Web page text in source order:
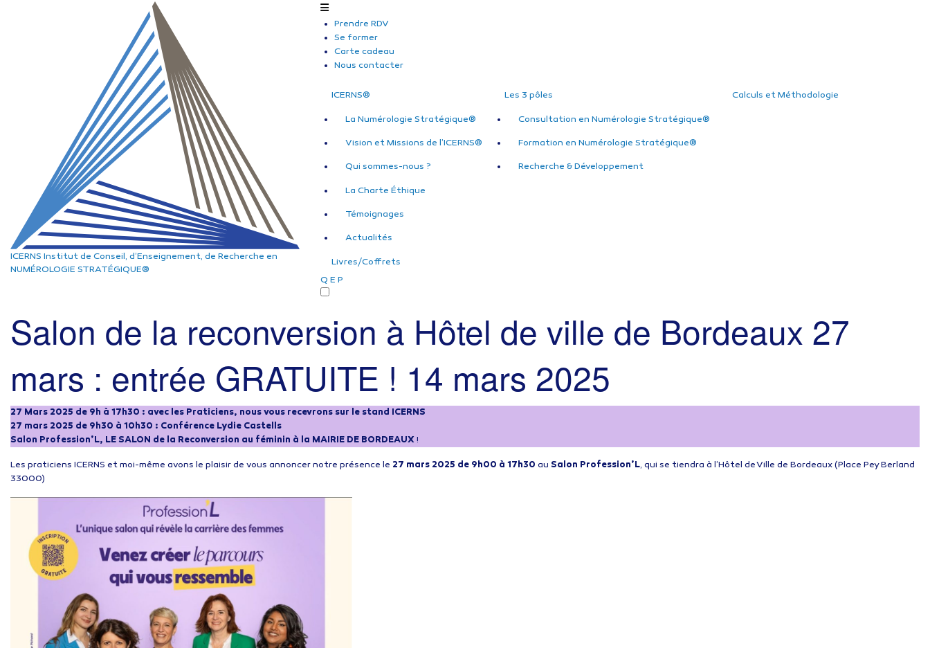
ICERNS Institut de Conseil, d’Enseignement, de Recherche en
NUMÉROLOGIE STRATÉGIQUE®
Prendre RDV
Se former
Carte cadeau
Nous contacter
ICERNS®
La Numérologie Stratégique®
Vision et Missions de l’ICERNS®
Qui sommes-nous ?
La Charte Éthique
Témoignages
Actualités
Les 3 pôles
Consultation en Numérologie Stratégique®
Formation en Numérologie Stratégique®
Recherche & Développement
Calculs et Méthodologie
Livres/Coffrets
Q E P
Salon de la reconversion à Hôtel de ville de Bordeaux 27
mars : entrée GRATUITE ! 14 mars 2025
27 Mars 2025 de 9h à 17h30 : avec les Praticiens, nous vous recevrons sur le stand ICERNS
27 mars 2025 de 9h30 à 10h30 : Conférence Lydie Castells
Salon Profession’L, LE SALON de la Reconversion au féminin à la MAIRIE DE BORDEAUX!
Les praticiens ICERNS et moi-même avons le plaisir de vous annoncer notre présence le 27 mars 2025 de 9h00 à 17h30 au Salon Profession’L, qui se tiendra à l’Hôtel de Ville de Bordeaux (Place Pey Berland
33000)